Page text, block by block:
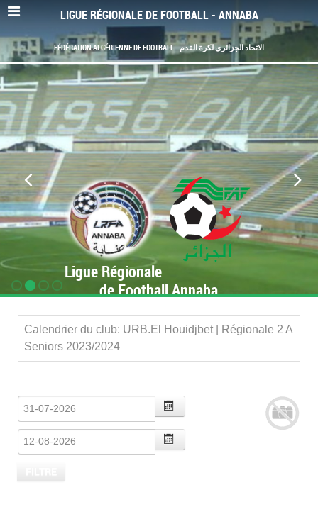
LIGUE RÉGIONALE DE FOOTBALL - ANNABA
FÉDÉRATION ALGÉRIENNE DE FOOTBALL - الاتحاد الجزائري لكرة القدم
Ligue Régionale
de Football Annaba
Calendrier du club: URB.El Houidjbet | Régionale 2 A
Seniors 2023/2024